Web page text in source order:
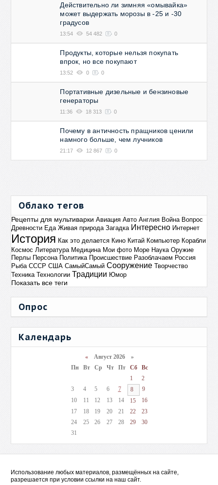
Действительно ли зимняя «омывайка»
может выдержать морозы в -25 и -30
градусов
13:54 54 482 0
Продукты, которые нельзя покупать
впрок, но все покупают
13:52 0 0
Портативные дизельные и бензиновые
генераторы
11:36 18 313 0
Почему в античность пращников ценили
намного больше, чем лучников
21:17 12 867 0
Облако тегов
Рецепты для мультиварки Авиация Авто Англия Война Вопрос
Древности Еда Живая природа Загадка Интересно Интернет
История Как это делается Кино Китай Компьютер Корабли
Космос Литература Медицина Мои фото Море Наука Оружие
Перлы Персона Политика Происшествие Разоблачаем Россия
Рыба СССР США СамыйСамый Сооружение Творчество
Техника Технологии Традиции Юмор
Показать все теги
Опрос
Календарь
«Август 2026 »
Пн
Вт Ср Чт Пт Сб
Вс
1
2
3
4 5 6 7 8
9
10
11 12 13 14 15
16
17
18 19 20 21 22
23
24
25 26 27 28 29
30
31
Использование любых материалов, размещённых на сайте,
разрешается при условии ссылки на наш сайт.